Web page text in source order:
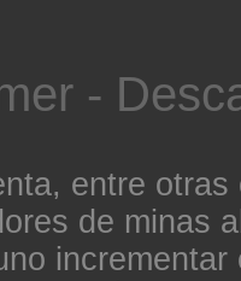
-
entre
de minas